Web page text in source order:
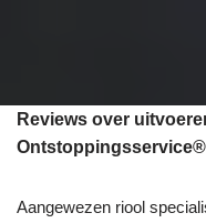
Reviews over
Aangewezen riool